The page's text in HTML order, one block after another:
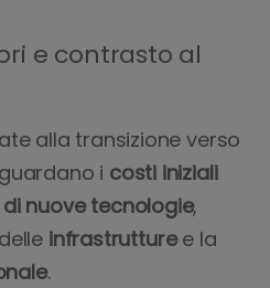
e contrasto al
alla transizione verso
i costi iniziali
nuove tecnologie,
delle infrastrutturee la
.